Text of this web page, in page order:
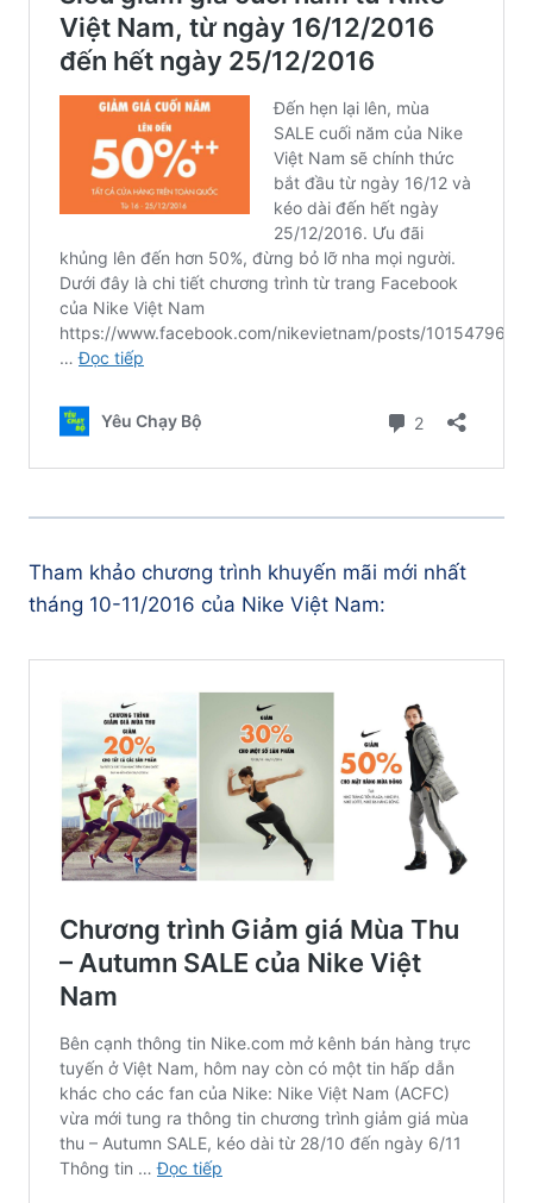
Tham khảo chương trình khuyến mãi mới nhất
tháng 10-11/2016 của Nike Việt Nam: